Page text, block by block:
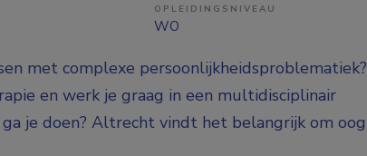
OPLEIDINGSNIVEAU
WO
met complexe persoonlijkheidsproblematiek?
en werk je graag in een multidisciplinair
je doen? Altrecht vindt het belangrijk om oog